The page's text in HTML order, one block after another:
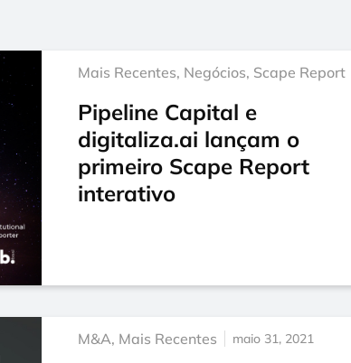
Mais Recentes, Negócios, Scape Report
Pipeline Capital e
digitaliza.ai lançam o
primeiro Scape Report
interativo
M&A, Mais Recentes maio 31, 2021